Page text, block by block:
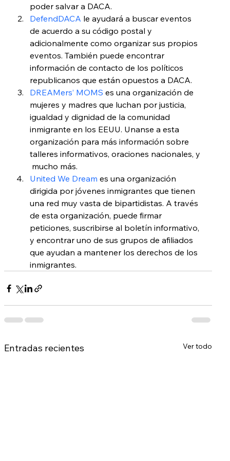
poder salvar a DACA.
DefendDACA le ayudará a buscar eventos
de acuerdo a su código postal y
adicionalmente como organizar sus propios
eventos. También puede encontrar
información de contacto de los políticos
republicanos que están opuestos a DACA.
DREAMers’ MOMS es una organización de
mujeres y madres que luchan por justicia,
igualdad y dignidad de la comunidad
inmigrante en los EEUU. Unanse a esta
organización para más información sobre
talleres informativos, oraciones nacionales, y
mucho más.
United We Dream es una organización
dirigida por jóvenes inmigrantes que tienen
una red muy vasta de bipartidistas. A través
de esta organización, puede firmar
peticiones, suscribirse al boletín informativo,
y encontrar uno de sus grupos de afiliados
que ayudan a mantener los derechos de los
inmigrantes.
Entradas recientes Ver todo